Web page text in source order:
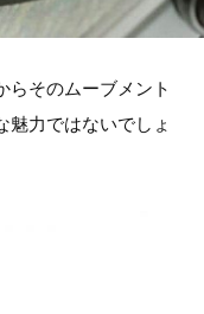
らそのムーブメント
魅力ではないでしょ